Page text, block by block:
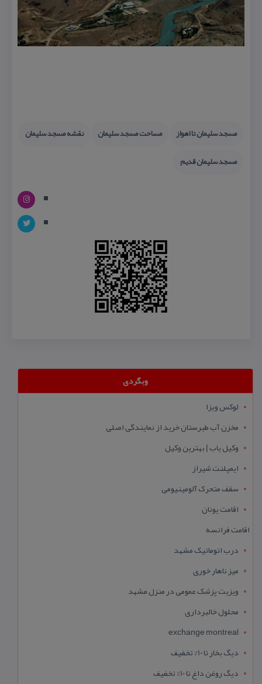
مسجد سلیمان تا اهواز مساحت مسجد سلیمان
نقشه مسجد سلیمان
مسجد سلیمان قدیم
وبگردی
لوکس ویزا
مخزن آب طبرستان خرید از نمایندگی اصلی
وکیل یاب | بهترین وکیل
ایمپلنت شیراز
سقف متحرک آلومینیومی
اقامت یونان
اقامت فرانسه
درب اتوماتیک مشهد
میز ناهار خوری
ویزیت پزشک عمومی در منزل مشهد
محلول خالبرداری
exchange montreal
دیگ بخار تا 10% تخفیف
دیگ روغن داغ تا 10% تخفیف